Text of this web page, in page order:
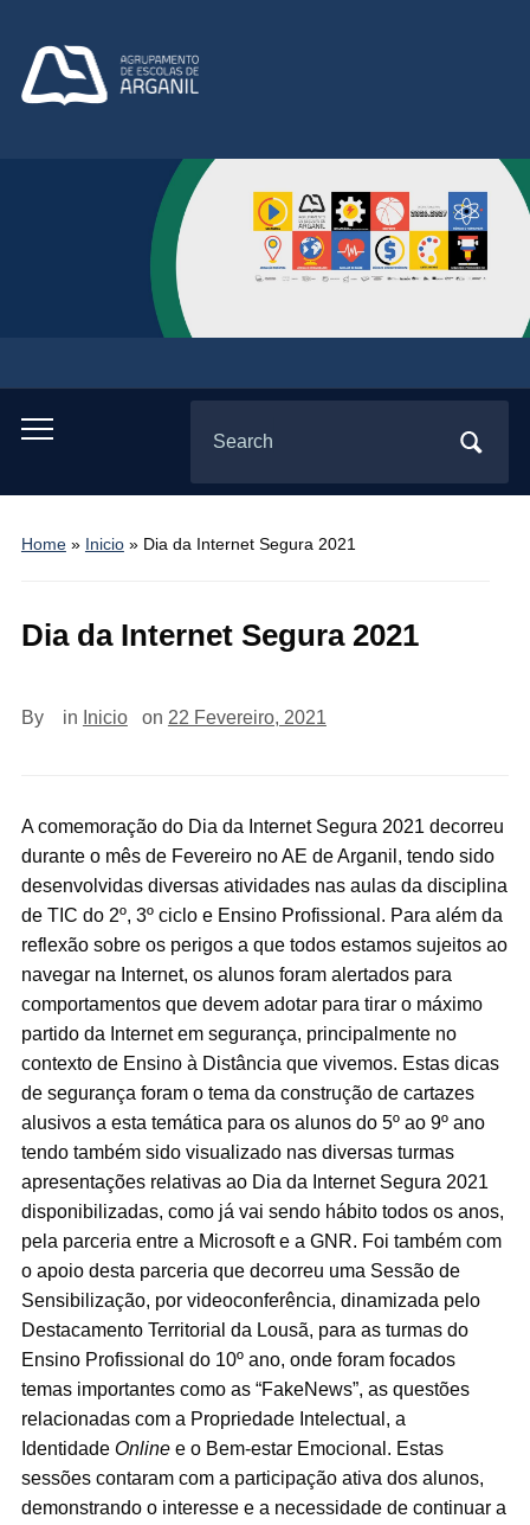
Toggle
menu
for:
Home» Inicio» Dia da Internet Segura 2021
Dia da Internet Segura 2021
By in Inicio on 22 Fevereiro, 2021
A comemoração do Dia da Internet Segura 2021 decorreu
durante o mês de Fevereiro no AE de Arganil, tendo sido
desenvolvidas diversas atividades nas aulas da disciplina
de TIC do 2º, 3º ciclo e Ensino Profissional. Para além da
reflexão sobre os perigos a que todos estamos sujeitos ao
navegar na Internet, os alunos foram alertados para
comportamentos que devem adotar para tirar o máximo
partido da Internet em segurança, principalmente no
contexto de Ensino à Distância que vivemos. Estas dicas
de segurança foram o tema da construção de cartazes
alusivos a esta temática para os alunos do 5º ao 9º ano
tendo também sido visualizado nas diversas turmas
apresentações relativas ao Dia da Internet Segura 2021
disponibilizadas, como já vai sendo hábito todos os anos,
pela parceria entre a Microsoft e a GNR. Foi também com
o apoio desta parceria que decorreu uma Sessão de
Sensibilização, por videoconferência, dinamizada pelo
Destacamento Territorial da Lousã, para as turmas do
Ensino Profissional do 10º ano, onde foram focados
temas importantes como as “FakeNews”, as questões
relacionadas com a Propriedade Intelectual, a
Identidade Onlinee o Bem-estar Emocional. Estas
sessões contaram com a participação ativa dos alunos,
demonstrando o interesse e a necessidade de continuar a